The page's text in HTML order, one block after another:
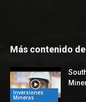
Más contenido
Inversiones
Mineras